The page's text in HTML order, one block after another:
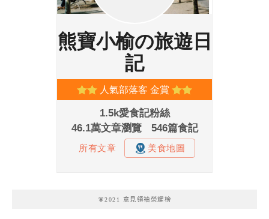
🧚2021 意見領袖榮耀榜